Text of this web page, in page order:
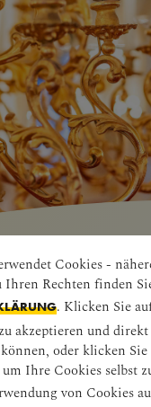
CULTURE
auf Google Arts &
Online-
Cookies -
Ihren Rechten finden
. Klicken Sie
akzeptieren und direkt
oder klicken Sie
Ihre Cookies selbst
von Cookies